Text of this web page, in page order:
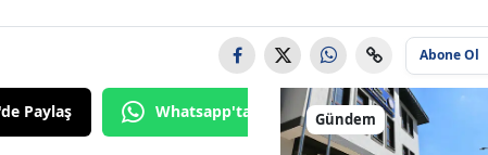
Bilecik
Bingöl
Abone Ol
Paylaş Whatsapp'tan GönderGündem